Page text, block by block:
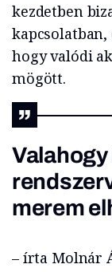
kezdetben
hogy valódi
mögött.
Valahogy
merem
– írta Molnár